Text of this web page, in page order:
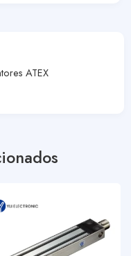
ATEX